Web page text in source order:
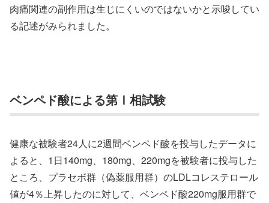
肉痛関連の副作用は生じにくいのではないかと示唆してい
る記述がみられました。
ベンペド酸による第Ⅰ相試験
健康な被験者24人に2週間ベンペド酸を投与したデータに
よると、1日140mg、180mg、220mgを被験者に投与した
ところ、プラセボ群（偽薬服用群）のLDLコレステロール
値が4％上昇したのに対して、ベンペド酸220mg服用群で